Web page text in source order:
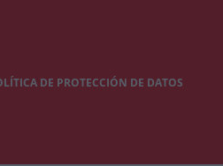
DE PROTECCIÓN DE DATOS